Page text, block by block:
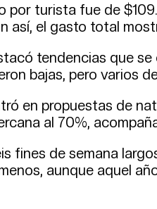
por turista fue de
así, el gasto total
tendencias que
bajas, pero varios
en propuestas de
al 70%,
fines de semana
aunque aquel